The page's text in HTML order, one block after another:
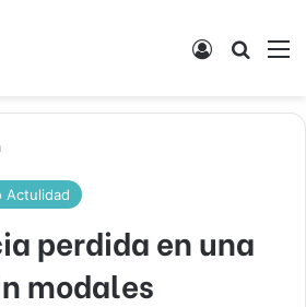
Acceso
Actulidad
perdida en una
modales